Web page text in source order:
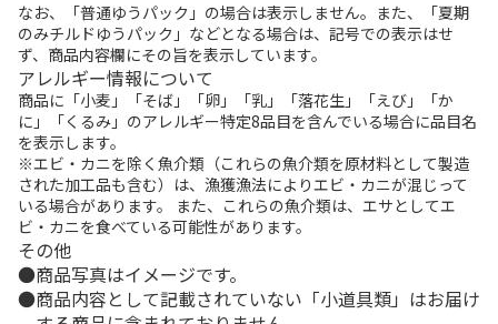
なお、「普通ゆうパック」の場合は表示しません。また、「夏期
のみチルドゆうパック」などとなる場合は、記号での表示はせ
ず、商品内容欄にその旨を表示しています。
アレルギー情報について
商品に「小麦」「そば」「卵」「乳」「落花生」「えび」「か
に」「くるみ」のアレルギー特定8品目を含んでいる場合に品目名
を表示します。
※エビ・カニを除く魚介類（これらの魚介類を原材料として製造
された加工品も含む）は、漁獲漁法によりエビ・カニが混じって
いる場合があります。 また、これらの魚介類は、エサとしてエ
ビ・カニを食べている可能性があります。
その他
商品写真はイメージです。
商品内容として記載されていない「小道具類」はお届け